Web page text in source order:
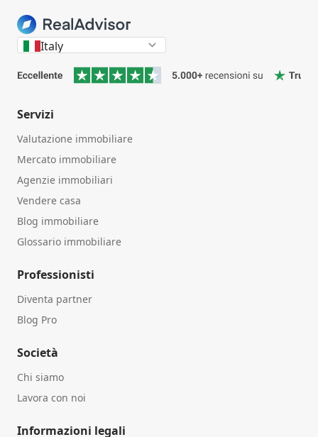
Italy
Servizi
Valutazione immobiliare
Mercato immobiliare
Agenzie immobiliari
Vendere casa
Blog immobiliare
Glossario immobiliare
Professionisti
Diventa partner
Blog Pro
Società
Chi siamo
Lavora con noi
Informazioni legali